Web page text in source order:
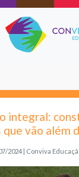
integral:
vão além
2024 | Conviva